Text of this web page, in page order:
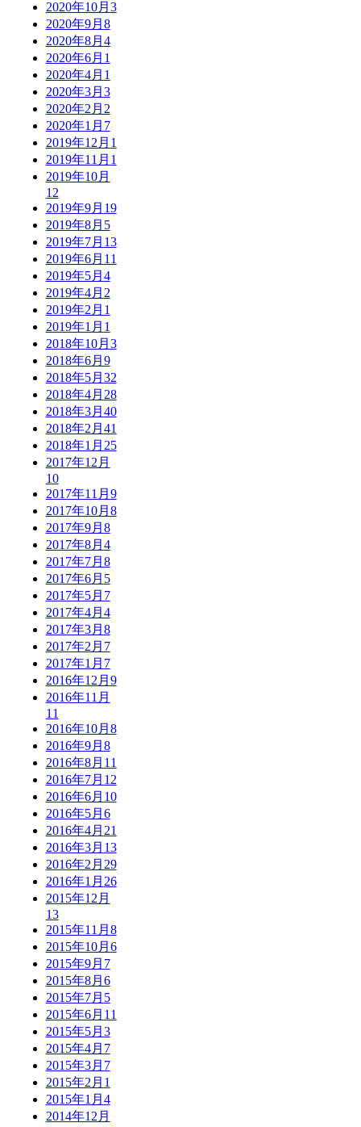
2020年10月 3
2020年9月 8
2020年8月 4
2020年6月 1
2020年4月 1
2020年3月 3
2020年2月 2
2020年1月 7
2019年12月 1
2019年11月 1
2019年10月
12
2019年9月 19
2019年8月 5
2019年7月 13
2019年6月 11
2019年5月 4
2019年4月 2
2019年2月 1
2019年1月 1
2018年10月 3
2018年6月 9
2018年5月 32
2018年4月 28
2018年3月 40
2018年2月 41
2018年1月 25
2017年12月
10
2017年11月 9
2017年10月 8
2017年9月 8
2017年8月 4
2017年7月 8
2017年6月 5
2017年5月 7
2017年4月 4
2017年3月 8
2017年2月 7
2017年1月 7
2016年12月 9
2016年11月
11
2016年10月 8
2016年9月 8
2016年8月 11
2016年7月 12
2016年6月 10
2016年5月 6
2016年4月 21
2016年3月 13
2016年2月 29
2016年1月 26
2015年12月
13
2015年11月 8
2015年10月 6
2015年9月 7
2015年8月 6
2015年7月 5
2015年6月 11
2015年5月 3
2015年4月 7
2015年3月 7
2015年2月 1
2015年1月 4
2014年12月